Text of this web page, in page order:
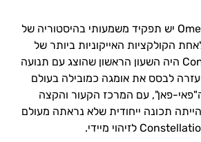
ל-Omega Constellation יש תפקיד משמעותי בהיסטוריה של
הקולקציות האייקוניות ביותר של
אומגה. ה-Constellation היה השעון הראשון שהוצג עם תנועה
לבסס את אומגה כמובילה בעולם
ה"פאי-פאן", עם המרכז הקעור והקצה
תכונה ייחודית שלא נראתה מעולם